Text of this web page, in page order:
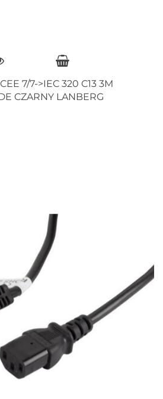
7/7->IEC 320 C13 3M
CZARNY LANBERG